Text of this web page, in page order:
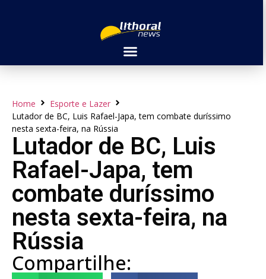
Home
Esporte e Lazer
Lutador de BC, Luis Rafael-Japa, tem combate duríssimo
nesta sexta-feira, na Rússia
Lutador de BC, Luis
Rafael-Japa, tem
combate duríssimo
nesta sexta-feira, na
Rússia
Compartilhe: